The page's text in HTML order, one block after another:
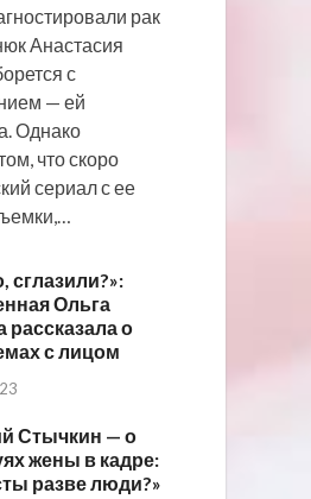
рак
Анастасия
с
— ей
Однако
что скоро
сериал с ее
сглазили?»:
Ольга
рассказала о
с лицом
Стычкин — о
жены в кадре:
разве люди?»